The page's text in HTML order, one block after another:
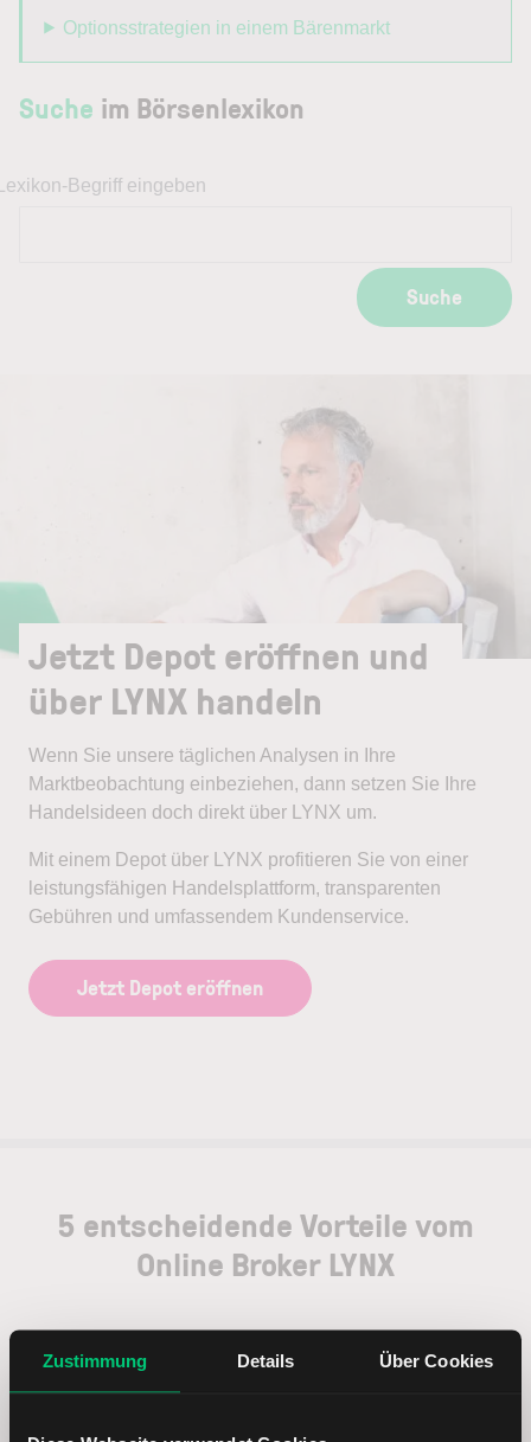
Zustimmung Details Über Cookies
⯈ Optionsstrategien in einem Bärenmarkt
Suche im Börsenlexikon
Begriff eingeben
Suche
Jetzt Depot eröffnen und
über LYNX handeln
Wenn Sie unsere täglichen Analysen in Ihre
Marktbeobachtung einbeziehen, dann setzen Sie Ihre
Handelsideen doch direkt über LYNX um.
Mit einem Depot über LYNX profitieren Sie von einer
leistungsfähigen Handelsplattform, transparenten
Gebühren und umfassendem Kundenservice.
Jetzt Depot eröffnen
5 entscheidende Vorteile vom
Online Broker LYNX